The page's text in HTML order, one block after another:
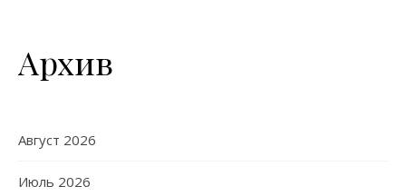
Архив
Август 2026
Июль 2026